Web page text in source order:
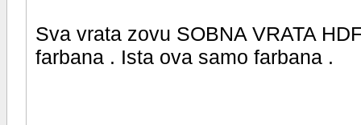
Sva vrata zovu SOBNA VRATA
farbana . Ista ova samo farbana .